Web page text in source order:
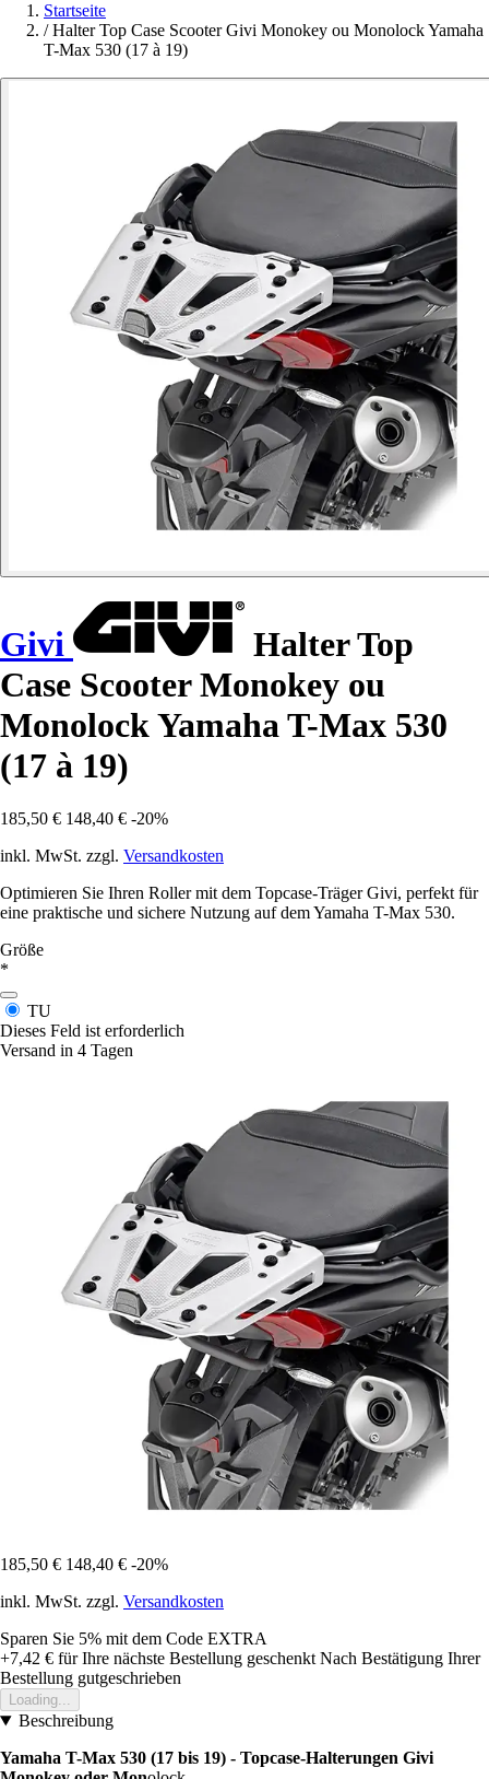
Startseite
/ Halter Top Case Scooter Givi Monokey ou Monolock Yamaha
T-Max 530 (17 à 19)
Givi
Halter Top
Case Scooter Monokey ou
Monolock Yamaha T-Max 530
(17 à 19)
185,50 € 148,40 € -20%
inkl. MwSt. zzgl. Versandkosten
Optimieren Sie Ihren Roller mit dem Topcase-Träger Givi, perfekt für
eine praktische und sichere Nutzung auf dem Yamaha T-Max 530.
Größe
*
TU
Dieses Feld ist erforderlich
Versand in 4 Tagen
185,50 € 148,40 € -20%
inkl. MwSt. zzgl. Versandkosten
Sparen Sie 5% mit dem Code EXTRA
+7,42 € für Ihre nächste Bestellung geschenkt Nach Bestätigung Ihrer
Bestellung gutgeschrieben
Loading...
Beschreibung
Yamaha T-Max 530 (17 bis 19) - Topcase-Halterungen Givi